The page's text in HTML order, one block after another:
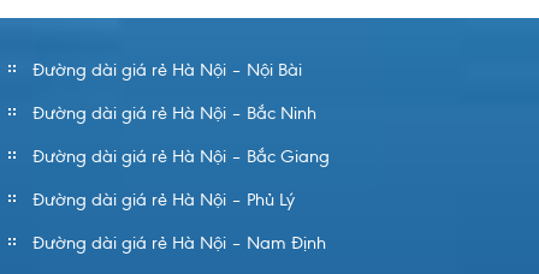
Đường dài giá rẻ Hà Nội – Nội Bài
Đường dài giá rẻ Hà Nội – Bắc Ninh
Đường dài giá rẻ Hà Nội – Bắc Giang
Đường dài giá rẻ Hà Nội – Phủ Lý
Đường dài giá rẻ Hà Nội – Nam Định